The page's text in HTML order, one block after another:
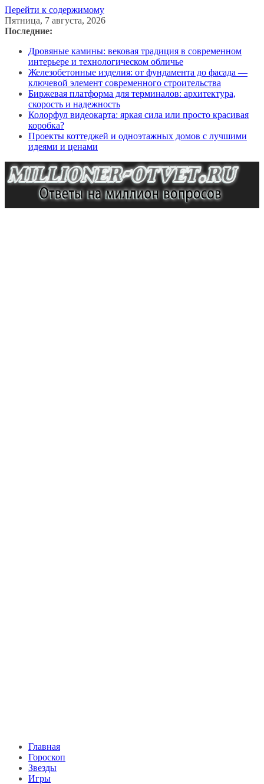
Перейти к содержимому
Пятница, 7 августа, 2026
Последние:
Дровяные камины: вековая традиция в современном
интерьере и технологическом обличье
Железобетонные изделия: от фундамента до фасада —
ключевой элемент современного строительства
Биржевая платформа для терминалов: архитектура,
скорость и надежность
Колорфул видеокарта: яркая сила или просто красивая
коробка?
Проекты коттеджей и одноэтажных домов с лучшими
идеями и ценами
Главная
Гороскоп
Звезды
Игры